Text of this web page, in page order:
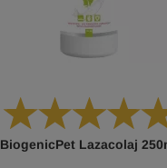
BiogenicPet Lazacolaj